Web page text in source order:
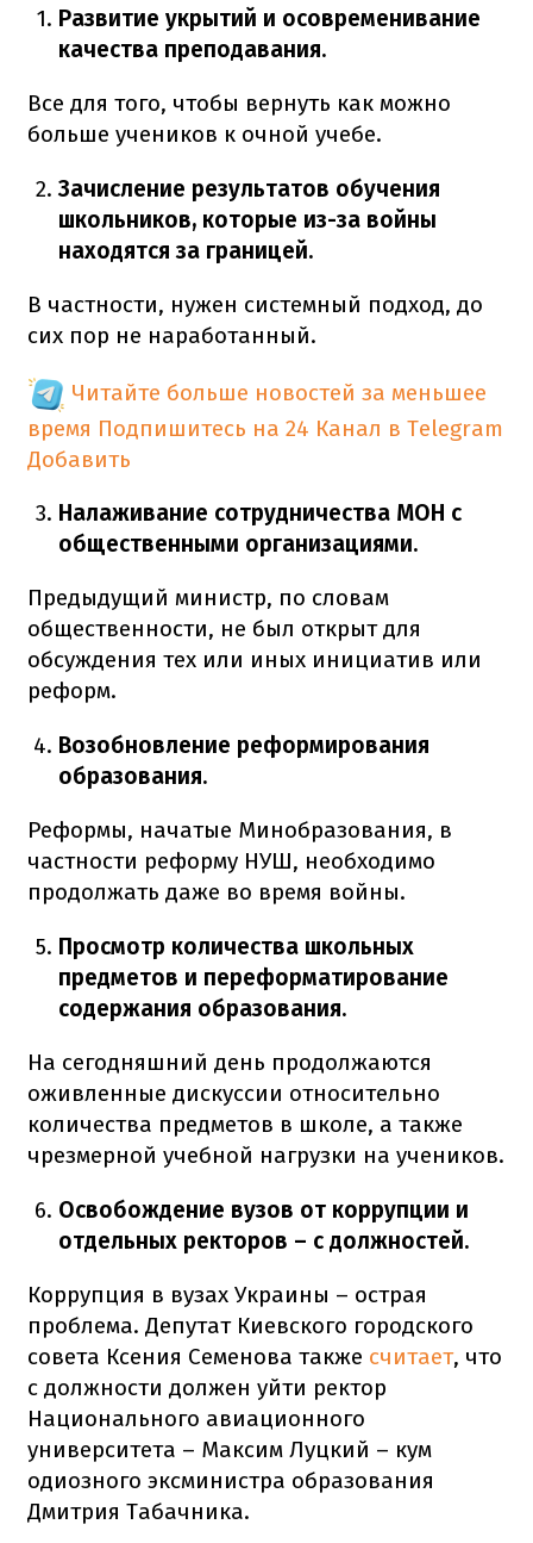
Развитие укрытий и осовременивание
качества преподавания.
Все для того, чтобы вернуть как можно
больше учеников к очной учебе.
Зачисление результатов обучения
школьников, которые из-за войны
находятся за границей.
В частности, нужен системный подход, до
сих пор не наработанный.
Читайте больше новостей за меньшее
время Подпишитесь на 24 Канал в Telegram
Добавить
Налаживание сотрудничества МОН с
общественными организациями.
Предыдущий министр, по словам
общественности, не был открыт для
обсуждения тех или иных инициатив или
реформ.
Возобновление реформирования
образования.
Реформы, начатые Минобразования, в
частности реформу НУШ, необходимо
продолжать даже во время войны.
Просмотр количества школьных
предметов и переформатирование
содержания образования.
На сегодняшний день продолжаются
оживленные дискуссии относительно
количества предметов в школе, а также
чрезмерной учебной нагрузки на учеников.
Освобождение вузов от коррупции и
отдельных ректоров – с должностей.
Коррупция в вузах Украины – острая
проблема. Депутат Киевского городского
совета Ксения Семенова также считает, что
с должности должен уйти ректор
Национального авиационного
университета – Максим Луцкий – кум
одиозного эксминистра образования
Дмитрия Табачника.